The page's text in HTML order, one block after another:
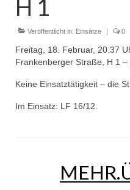
Einsätze
Einsatzstichworte
Jugendfeuerwehr
Infos
25-jähriges
H 1
Veröffentlicht in: Einsätze | 0
Freitag, 18. Februar, 20.37
Frankenberger Straße, H 1 –
Keine Einsatztätigkeit – die
Im Einsatz: LF 16/12.